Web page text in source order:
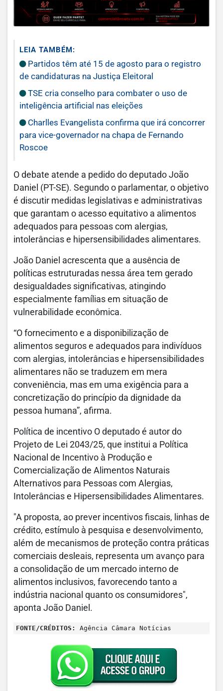
LEIA TAMBÉM:
Partidos têm até 15 de agosto para o registro
de candidaturas na Justiça Eleitoral
TSE cria conselho para combater o uso de
inteligência artificial nas eleições
Charlles Evangelista confirma que irá concorrer
para vice-governador na chapa de Fernando
Roscoe
O debate atende a pedido do deputado João
Daniel (PT-SE). Segundo o parlamentar, o objetivo
é discutir medidas legislativas e administrativas
que garantam o acesso equitativo a alimentos
adequados para pessoas com alergias,
intolerâncias e hipersensibilidades alimentares.
João Daniel acrescenta que a ausência de
políticas estruturadas nessa área tem gerado
desigualdades significativas, atingindo
especialmente famílias em situação de
vulnerabilidade econômica.
“O fornecimento e a disponibilização de
alimentos seguros e adequados para indivíduos
com alergias, intolerâncias e hipersensibilidades
alimentares não se traduzem em mera
conveniência, mas em uma exigência para a
concretização do princípio da dignidade da
pessoa humana”, afirma.
Política de incentivo O deputado é autor do
Projeto de Lei 2043/25, que institui a Política
Nacional de Incentivo à Produção e
Comercialização de Alimentos Naturais
Alternativos para Pessoas com Alergias,
Intolerâncias e Hipersensibilidades Alimentares.
"A proposta, ao prever incentivos fiscais, linhas de
crédito, estímulo à pesquisa e desenvolvimento,
além de mecanismos de proteção contra práticas
comerciais desleais, representa um avanço para
a consolidação de um mercado interno de
alimentos inclusivos, favorecendo tanto a
indústria nacional quanto os consumidores",
aponta João Daniel.
FONTE/CRÉDITOS: Agência Câmara Notícias